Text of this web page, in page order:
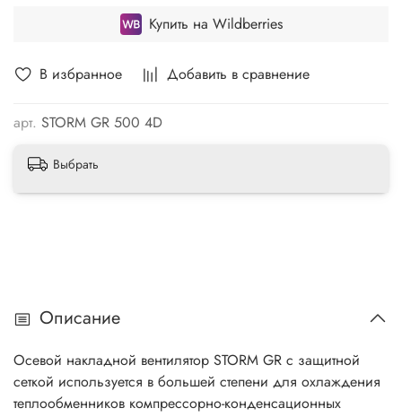
В избранное Добавить в сравнение
арт. STORM GR 500 4D
Купить на Wildberries
Выбрать
Описание
Осевой накладной вентилятор STORM GR с защитной
сеткой используется в большей степени для охлаждения
теплообменников компрессорно-конденсационных